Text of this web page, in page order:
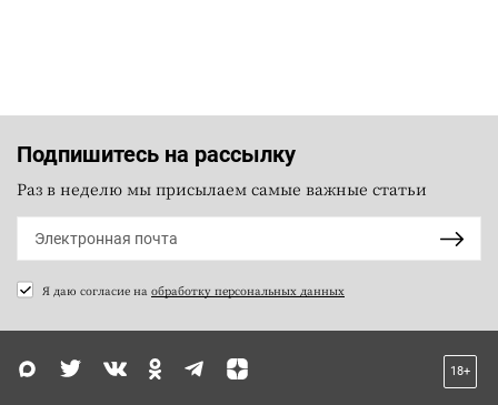
Подпишитесь на рассылку
Раз в неделю мы присылаем самые важные статьи
Я даю согласие на обработку персональных данных
18+